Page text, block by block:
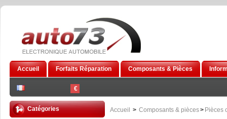
€
Accueil Forfaits Réparation Composants & Pièces
Catégories Accueil > Composants & pièces> Pièces